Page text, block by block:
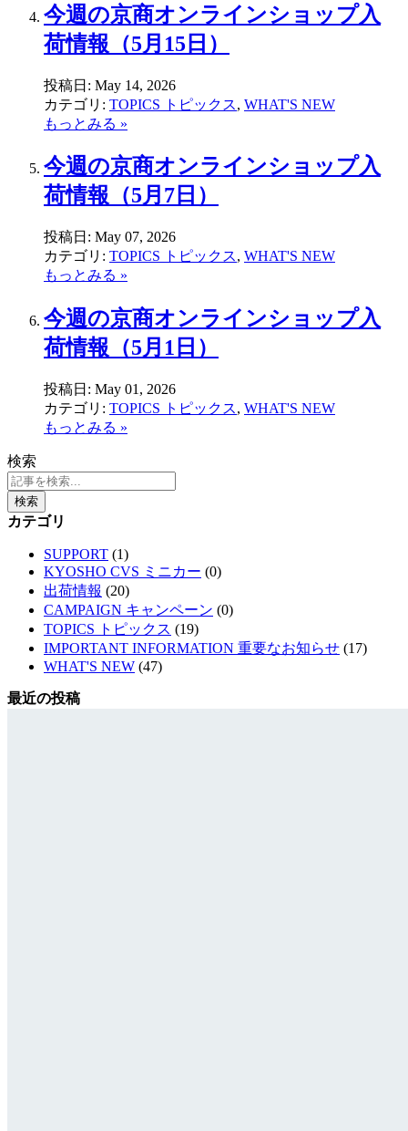
今週の京商オンラインショップ入
荷情報（5月15日）
投稿日: May 14, 2026
カテゴリ: TOPICS トピックス, WHAT'S NEW
もっとみる »
今週の京商オンラインショップ入
荷情報（5月7日）
投稿日: May 07, 2026
カテゴリ: TOPICS トピックス, WHAT'S NEW
もっとみる »
今週の京商オンラインショップ入
荷情報（5月1日）
投稿日: May 01, 2026
カテゴリ: TOPICS トピックス, WHAT'S NEW
もっとみる »
検索
検索
カテゴリ
SUPPORT (1)
KYOSHO CVS ミニカー (0)
出荷情報 (20)
CAMPAIGN キャンペーン (0)
TOPICS トピックス (19)
IMPORTANT INFORMATION 重要なお知らせ (17)
WHAT'S NEW (47)
最近の投稿